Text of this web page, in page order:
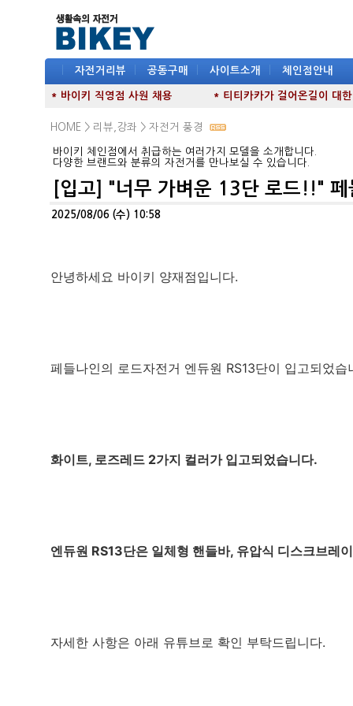
자전거리뷰 공동구매 사이트소개 체인점안내
* 바이키 직영점 사원 채용 * 티티카카가 걸어온길이 대
HOME > 리뷰,강좌 > 자전거 풍경
바이키 체인점에서 취급하는 여러가지 모델을 소개합니다.
다양한 브랜드와 분류의 자전거를 만나보실 수 있습니다.
[입고] "너무 가벼운 13단 로드!!"
2025/08/06 (수) 10:58
안녕하세요 바이키 양재점입니다.
페들나인의 로드자전거 엔듀원 RS13단이 입고되었습
화이트, 로즈레드 2가지 컬러가 입고되었습니다.
엔듀원 RS13단은 일체형 핸들바, 유압식 디스크브레
자세한 사항은 아래 유튜브로 확인 부탁드립니다.